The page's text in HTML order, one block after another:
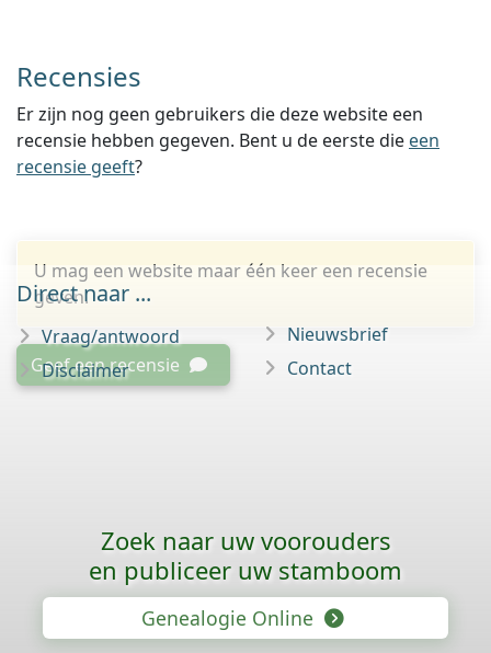
Recensies
Er zijn nog geen gebruikers die deze website een
recensie hebben gegeven. Bent u de eerste die een
recensie geeft?
U mag een website maar één keer een recensie
geven.
Geef een recensie
Direct naar ...
Vraag/antwoord
Disclaimer
Nieuwsbrief
Contact
Zoek naar uw voorouders
en publiceer uw stamboom
Genealogie Online